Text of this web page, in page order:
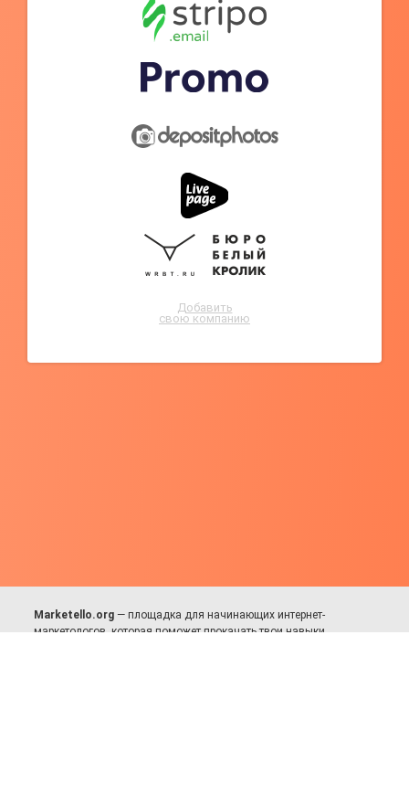
Добавить
свою компанию
Marketello.org — площадка для начинающих интернет-
маркетологов, которая поможет прокачать твои навыки.